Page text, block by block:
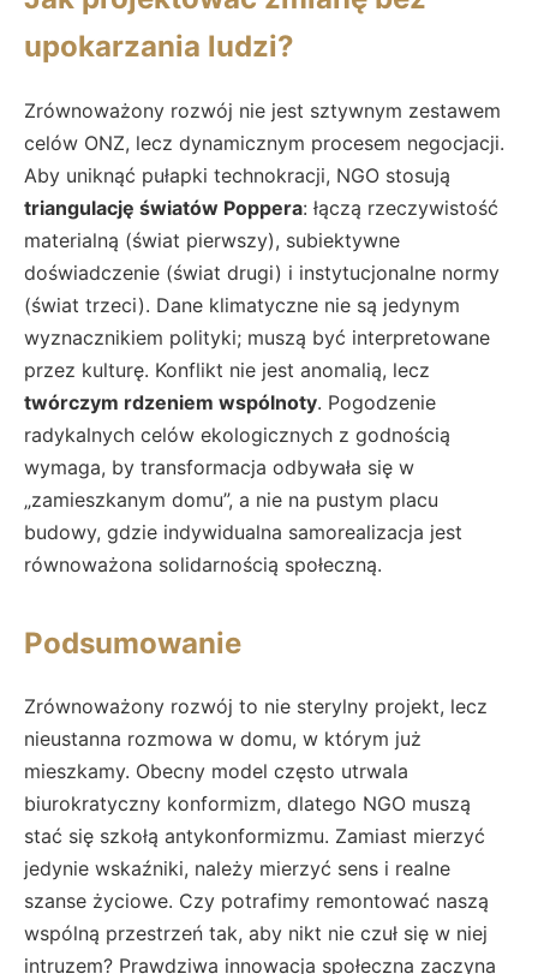
upokarzania ludzi?
Zrównoważony rozwój nie jest sztywnym zestawem
celów ONZ, lecz dynamicznym procesem negocjacji.
Aby uniknąć pułapki technokracji, NGO stosują
triangulację światów Poppera: łączą rzeczywistość
materialną (świat pierwszy), subiektywne
doświadczenie (świat drugi) i instytucjonalne normy
(świat trzeci). Dane klimatyczne nie są jedynym
wyznacznikiem polityki; muszą być interpretowane
przez kulturę. Konflikt nie jest anomalią, lecz
twórczym rdzeniem wspólnoty. Pogodzenie
radykalnych celów ekologicznych z godnością
wymaga, by transformacja odbywała się w
„zamieszkanym domu”, a nie na pustym placu
budowy, gdzie indywidualna samorealizacja jest
równoważona solidarnością społeczną.
Podsumowanie
Zrównoważony rozwój to nie sterylny projekt, lecz
nieustanna rozmowa w domu, w którym już
mieszkamy. Obecny model często utrwala
biurokratyczny konformizm, dlatego NGO muszą
stać się szkołą antykonformizmu. Zamiast mierzyć
jedynie wskaźniki, należy mierzyć sens i realne
szanse życiowe. Czy potrafimy remontować naszą
wspólną przestrzeń tak, aby nikt nie czuł się w niej
intruzem? Prawdziwa innowacja społeczna zaczyna